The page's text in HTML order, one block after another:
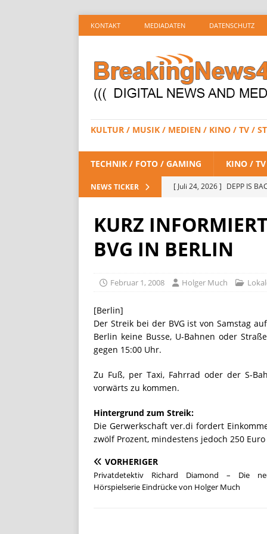
KONTAKT MEDIADATEN DATENSCHUTZ
KULTUR / MUSIK / MEDIEN / KINO / TV /
TECHNIK / FOTO / GAMING KINO /
NEWS TICKER [ Juli 24, 2026 ] DEPP IS
[ Juli 23, 2026 ]
SPIDER-
STREAMING
STREAMING
FG3
LIFESTYLE / REISE
KURZ
BVG IN BERLIN
Februar 1, 2008 Holger Much
[Berlin]
Der Streik bei der BVG ist von Samstag
Berlin keine Busse, U-Bahnen oder
gegen 15:00 Uhr.
Zu Fuß, per Taxi, Fahrrad oder der S-
vorwärts zu kommen.
Hintergrund zum Streik:
Die Gerwerkschaft ver.di fordert
zwölf Prozent, mindestens jedoch 250
VORHERIGER
Privatdetektiv Richard Diamond – Die
Hörspielserie Eindrücke von Holger Much